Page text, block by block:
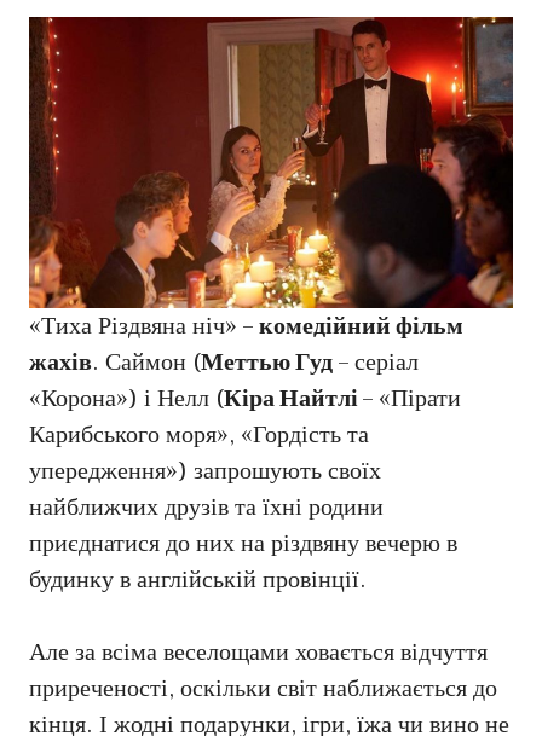
«Тиха Різдвяна ніч» –комедійний фільм
жахів. Саймон (Меттью Гуд– серіал
«Корона») і Нелл (Кіра Найтлі– «Пірати
Карибського моря», «Гордість та
упередження») запрошують своїх
найближчих друзів та їхні родини
приєднатися до них на різдвяну вечерю в
будинку в англійській провінції.
Але за всіма веселощами ховається відчуття
приреченості, оскільки світ наближається до
кінця. І жодні подарунки, ігри, їжа чи вино не